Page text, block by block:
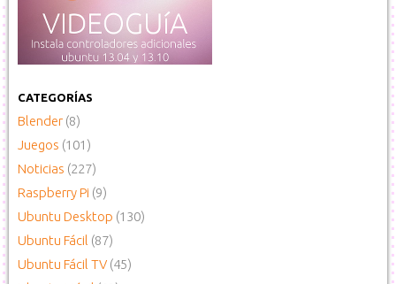
CATEGORÍAS
Blender (8)
Juegos (101)
Noticias (227)
Raspberry Pi (9)
Ubuntu Desktop (130)
Ubuntu Fácil (87)
Ubuntu Fácil TV (45)